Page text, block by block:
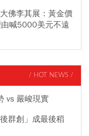
佛李其展：黃金價
喊5000美元不遠
/ HOT NEWS /
vs 嚴峻現實
群創」成最後稻